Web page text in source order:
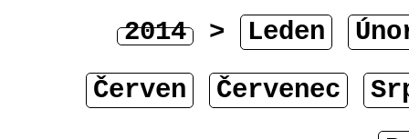
2014 > Leden
Červen
Červenec